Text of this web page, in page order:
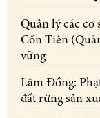
Quản lý các cơ
Cồn Tiên
vững
Lâm Đồng:
đất rừng sản